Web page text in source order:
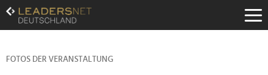
Zum
Inhalt
Zur
Navigation
FOTOS DER VERANSTALTUNG